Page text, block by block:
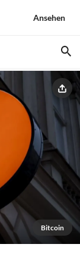
Ansehen
Bitcoin